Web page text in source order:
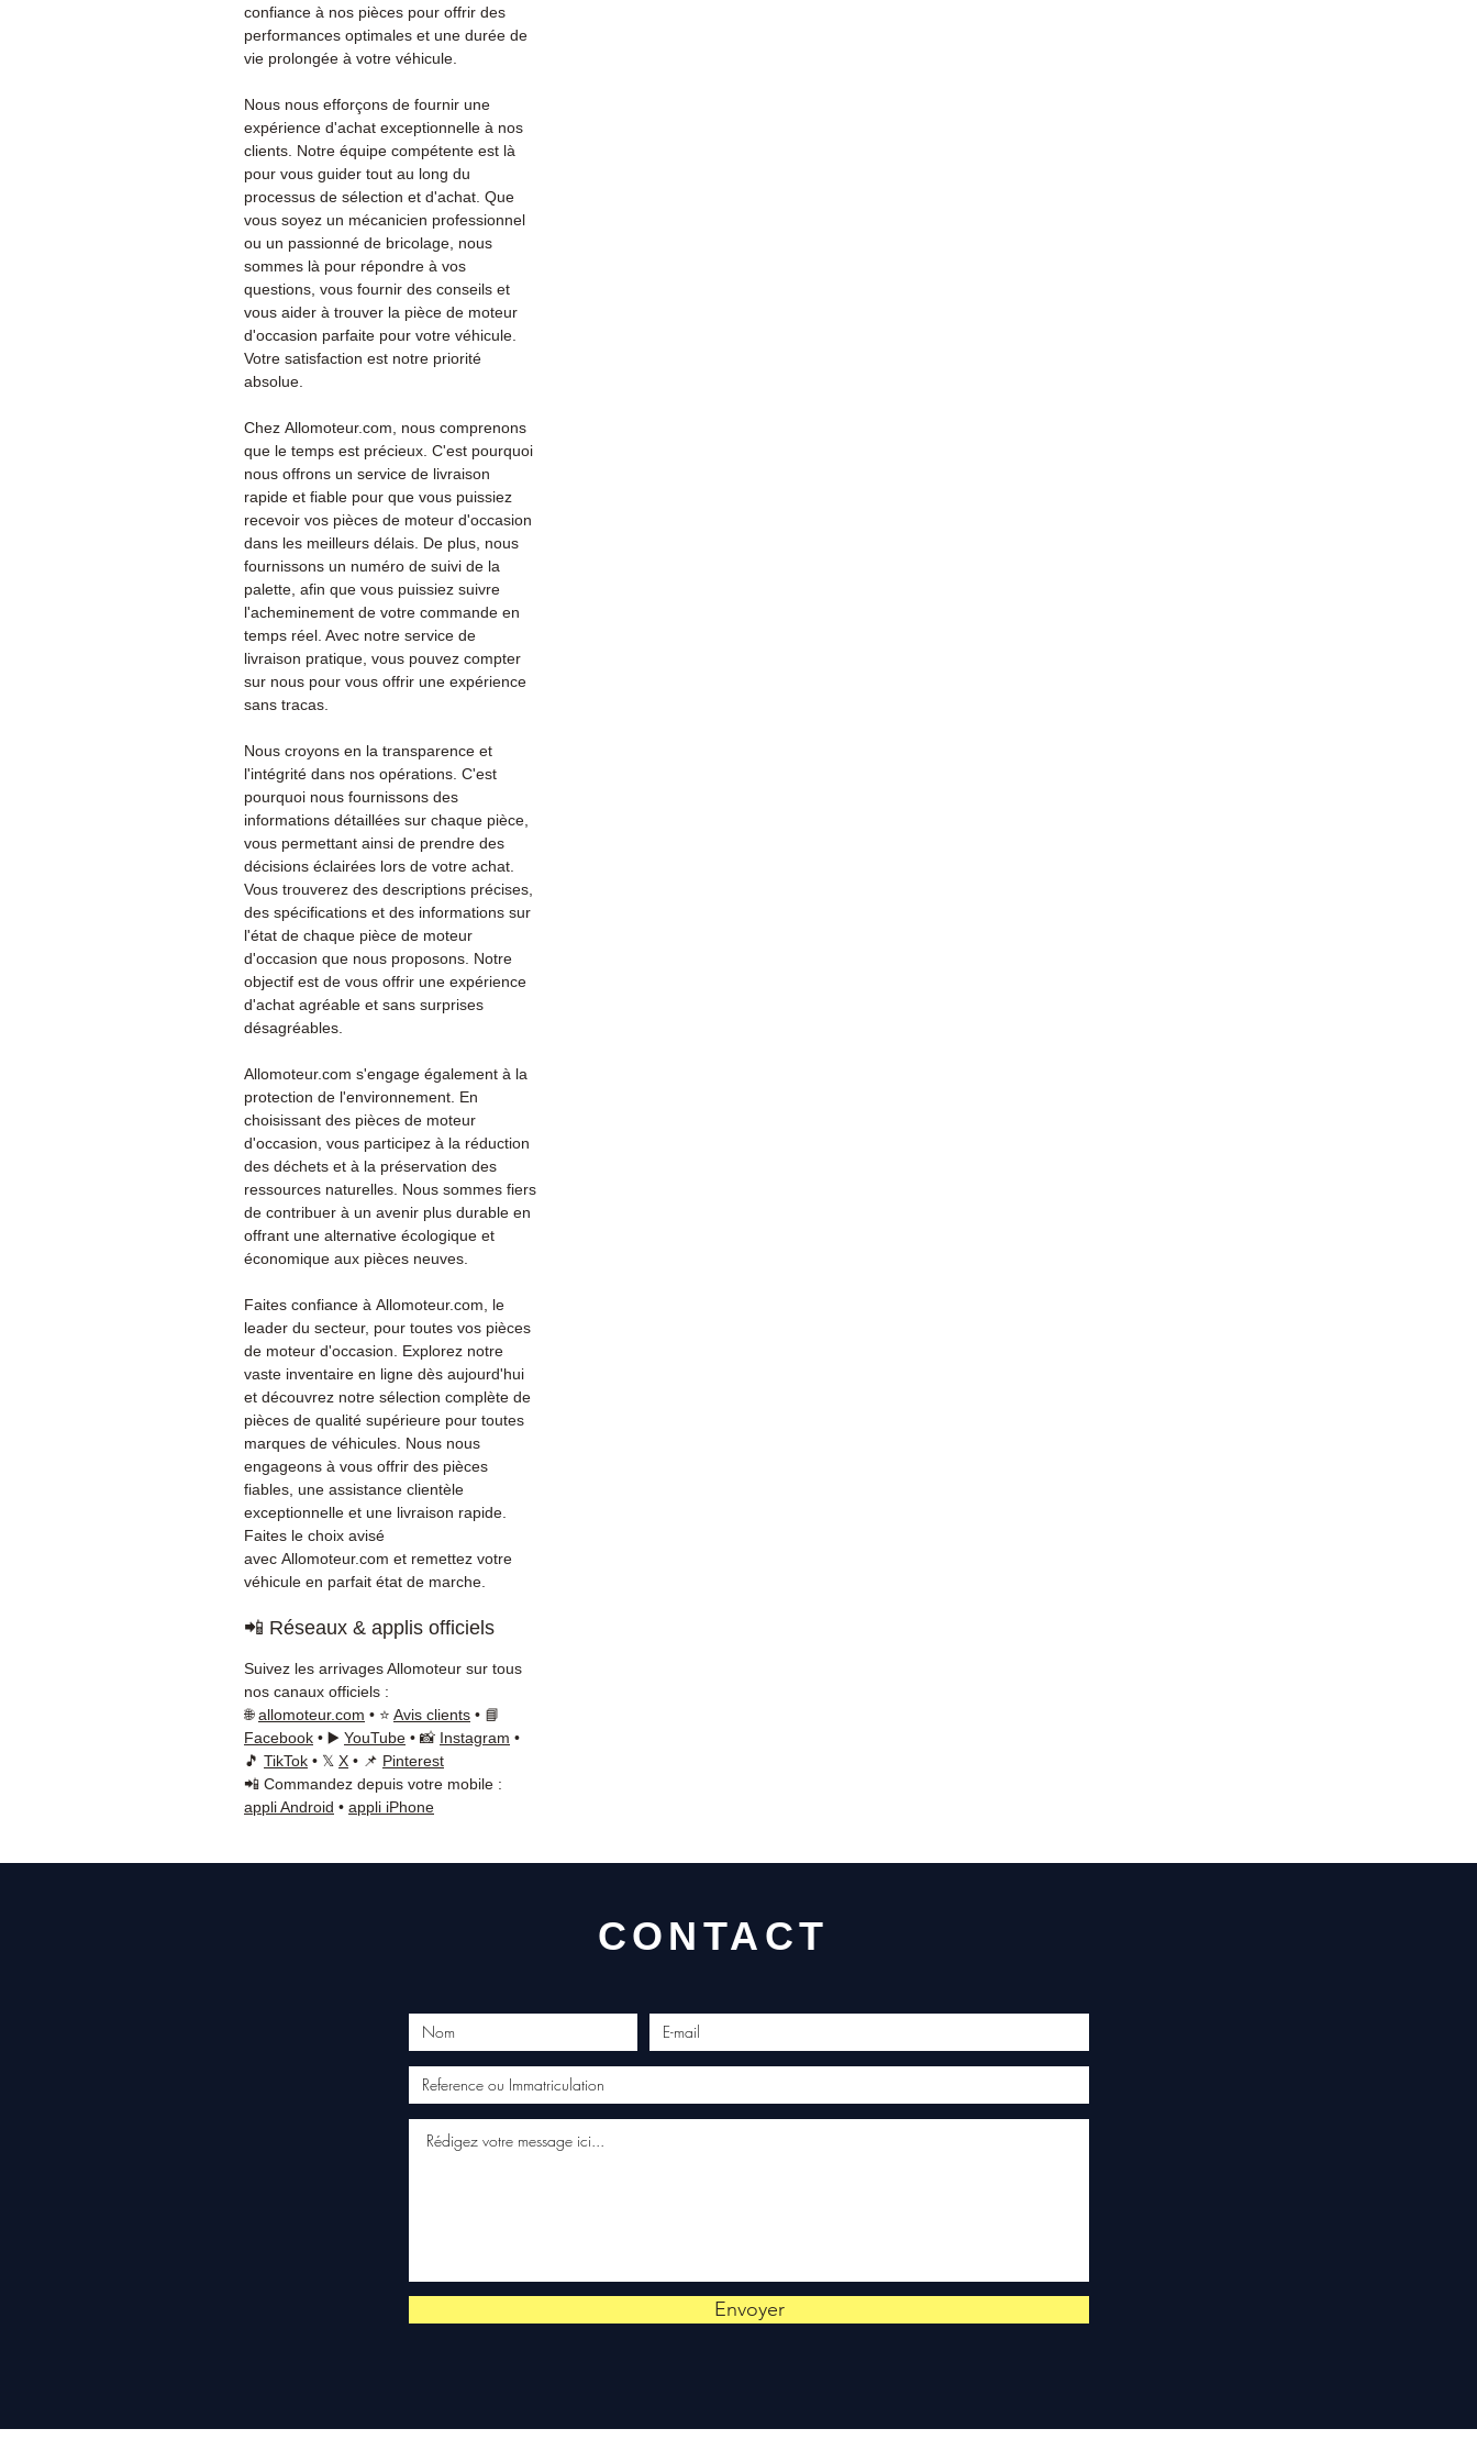
confiance à nos pièces pour offrir des
performances optimales et une durée de
vie prolongée à votre véhicule.
Nous nous efforçons de fournir une
expérience d'achat exceptionnelle à nos
clients. Notre équipe compétente est là
pour vous guider tout au long du
processus de sélection et d'achat. Que
vous soyez un mécanicien professionnel
ou un passionné de bricolage, nous
sommes là pour répondre à vos
questions, vous fournir des conseils et
vous aider à trouver la pièce de moteur
d'occasion parfaite pour votre véhicule.
Votre satisfaction est notre priorité
absolue.
Chez Allomoteur.com, nous comprenons
que le temps est précieux. C'est pourquoi
nous offrons un service de livraison
rapide et fiable pour que vous puissiez
recevoir vos pièces de moteur d'occasion
dans les meilleurs délais. De plus, nous
fournissons un numéro de suivi de la
palette, afin que vous puissiez suivre
l'acheminement de votre commande en
temps réel. Avec notre service de
livraison pratique, vous pouvez compter
sur nous pour vous offrir une expérience
sans tracas.
Nous croyons en la transparence et
l'intégrité dans nos opérations. C'est
pourquoi nous fournissons des
informations détaillées sur chaque pièce,
vous permettant ainsi de prendre des
décisions éclairées lors de votre achat.
Vous trouverez des descriptions précises,
des spécifications et des informations sur
l'état de chaque pièce de moteur
d'occasion que nous proposons. Notre
objectif est de vous offrir une expérience
d'achat agréable et sans surprises
désagréables.
Allomoteur.com s'engage également à la
protection de l'environnement. En
choisissant des pièces de moteur
d'occasion, vous participez à la réduction
des déchets et à la préservation des
ressources naturelles. Nous sommes fiers
de contribuer à un avenir plus durable en
offrant une alternative écologique et
économique aux pièces neuves.
Faites confiance à Allomoteur.com, le
leader du secteur, pour toutes vos pièces
de moteur d'occasion. Explorez notre
vaste inventaire en ligne dès aujourd'hui
et découvrez notre sélection complète de
pièces de qualité supérieure pour toutes
marques de véhicules. Nous nous
engageons à vous offrir des pièces
fiables, une assistance clientèle
exceptionnelle et une livraison rapide.
Faites le choix avisé
avec Allomoteur.com et remettez votre
véhicule en parfait état de marche.
📲 Réseaux & applis officiels
Suivez les arrivages Allomoteur sur tous
nos canaux officiels :
🌐allomoteur.com • ⭐ Avis clients • 📘
Facebook • ▶️ YouTube • 📸 Instagram •
🎵 TikTok • 𝕏 X • 📌 Pinterest
📲 Commandez depuis votre mobile :
appli Android • appli iPhone
CONTACT
Envoyer